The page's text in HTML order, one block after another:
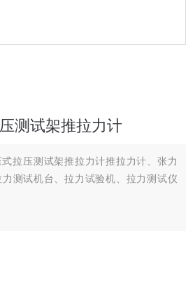
测试架推拉力计
式拉压测试架推拉力计推拉力计、张力
测试机台、拉力试验机、拉力测试仪